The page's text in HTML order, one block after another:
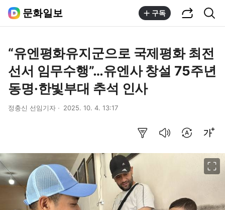
문화일보 구독
“유엔평화유지군으로 국제평화 최전
선서 임무수행”…유엔사 창설 75주년
동명·한빛부대 추석 인사
정충신 선임기자 2025. 10. 4. 13:17